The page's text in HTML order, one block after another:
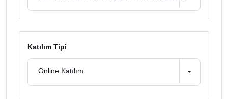
Katılım Tipi
Online Katılım